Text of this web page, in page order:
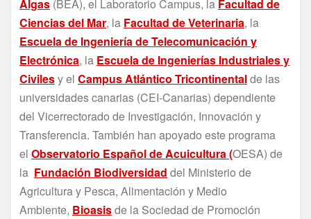
Algas (BEA), el Laboratorio Campus, la Facultad de
Ciencias del Mar, la Facultad de Veterinaria, la
Escuela de Ingeniería de Telecomunicación y
Electrónica, la Escuela de Ingenierías Industriales y
Civilesy el Campus Atlántico Tricontinentalde las
universidades canarias (CEI-Canarias) dependiente
del Vicerrectorado de Investigación, Innovación y
Transferencia. También han apoyado este programa
el Observatorio Español de Acuicultura (OESA) de
la Fundación Biodiversidad del Ministerio de
Agricultura y Pesca, Alimentación y Medio
Ambiente, Bioasisde la Sociedad de Promoción